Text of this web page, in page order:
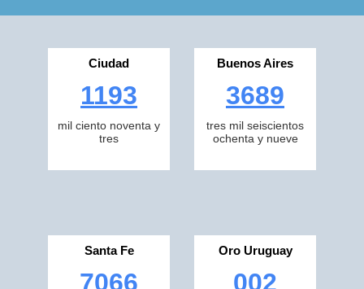
Ciudad
1193
mil ciento noventa y
tres
Buenos Aires
3689
tres mil seiscientos
ochenta y nueve
Santa Fe
7066
Oro Uruguay
002